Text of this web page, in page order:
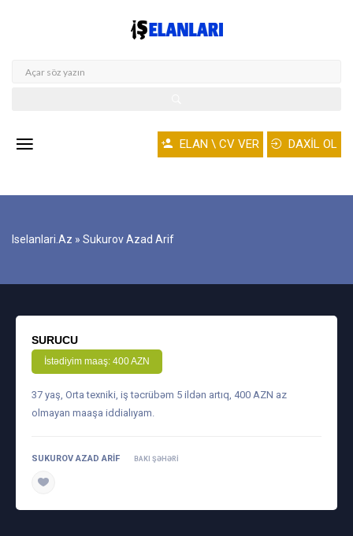
ELAN \ CV VER DAXİL OL
Iselanlari.az » Sukurov Azad Arif
SURUCU
İstədiyim maaş: 400 AZN
37 yaş, Orta texniki, iş təcrübəm 5 ildən artıq, 400 AZN az
olmayan maaşa iddialıyam.
SUKUROV AZAD ARIF BAKI ŞƏHƏRI